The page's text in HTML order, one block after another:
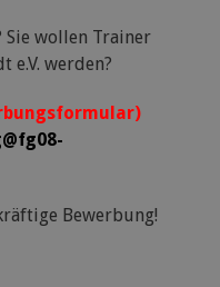
Sie wollen Trainer
e.V. werden?
Bewerbung!